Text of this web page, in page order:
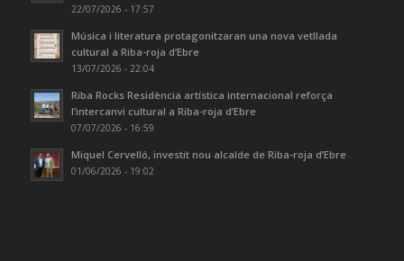
22/07/2026 - 17:57
Música i literatura protagonitzaran una nova vetllada
cultural a Riba-roja d’Ebre
13/07/2026 - 22:04
Riba Rocks Residència artística internacional reforça
l’intercanvi cultural a Riba-roja d’Ebre
07/07/2026 - 16:59
Miquel Cervelló, investit nou alcalde de Riba-roja d’Ebre
01/06/2026 - 19:02